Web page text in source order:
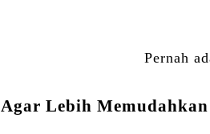
Pernah
Agar Lebih